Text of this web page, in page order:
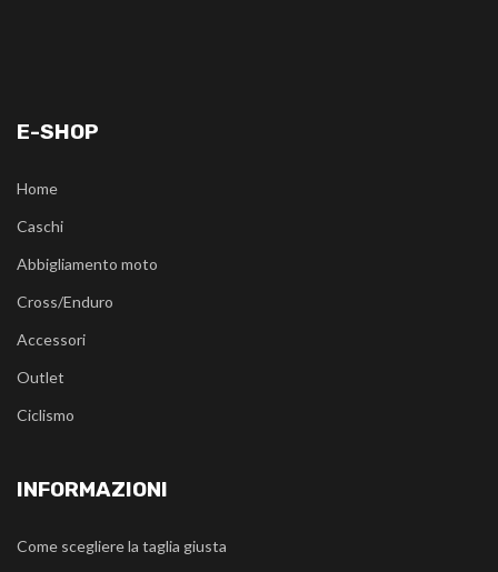
E-SHOP
Home
Caschi
Abbigliamento moto
Cross/Enduro
Accessori
Outlet
Ciclismo
INFORMAZIONI
Come scegliere la taglia giusta